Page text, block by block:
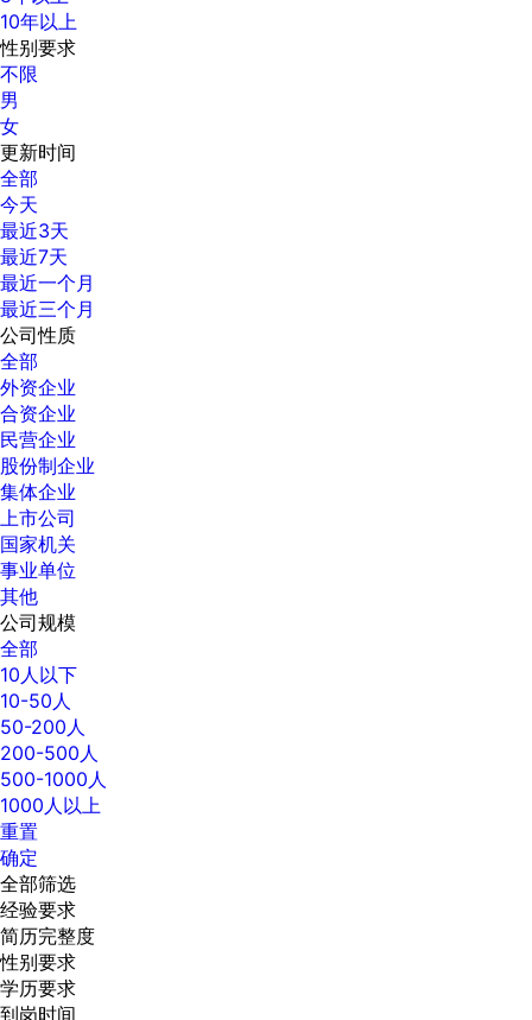
10年以上
性别要求
不限
男
女
更新时间
全部
今天
最近3天
最近7天
最近一个月
最近三个月
公司性质
全部
外资企业
合资企业
民营企业
股份制企业
集体企业
上市公司
国家机关
事业单位
其他
公司规模
全部
10人以下
10-50人
50-200人
200-500人
500-1000人
1000人以上
重置
确定
全部筛选
经验要求
简历完整度
性别要求
学历要求
到岗时间